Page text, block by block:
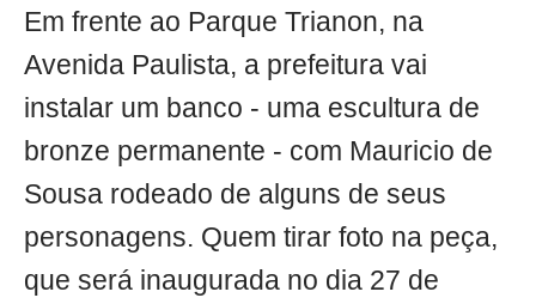
Em frente ao Parque Trianon, na
Avenida Paulista, a prefeitura vai
instalar um banco - uma escultura de
bronze permanente - com Mauricio de
Sousa rodeado de alguns de seus
personagens. Quem tirar foto na peça,
que será inaugurada no dia 27 de